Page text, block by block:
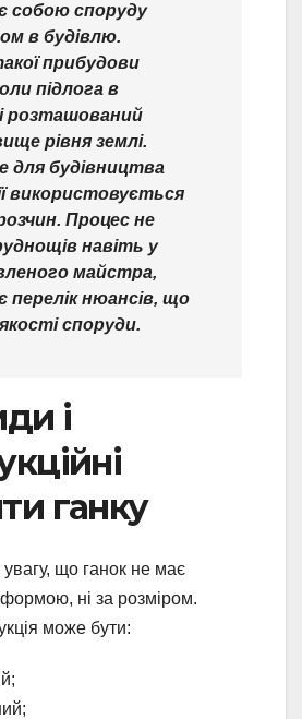
собою споруду
в будівлю.
прибудови
підлога в
розташований
рівня землі.
для будівництва
використовується
Процес не
навіть у
майстра,
перелік нюансів, що
споруди.
і
ганку
що ганок не має
ні за розміром.
може бути: